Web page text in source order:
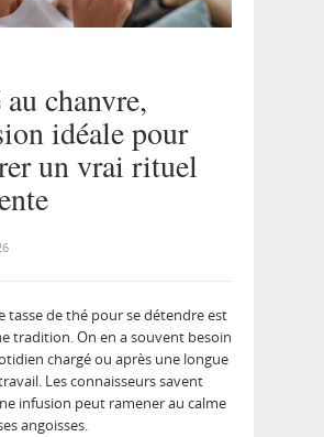
chanvre,
idéale pour
un vrai rituel
tasse de thé pour se détendre est
tradition. On en a souvent besoin
chargé ou après une longue
Les connaisseurs savent
infusion peut ramener au calme
angoisses.